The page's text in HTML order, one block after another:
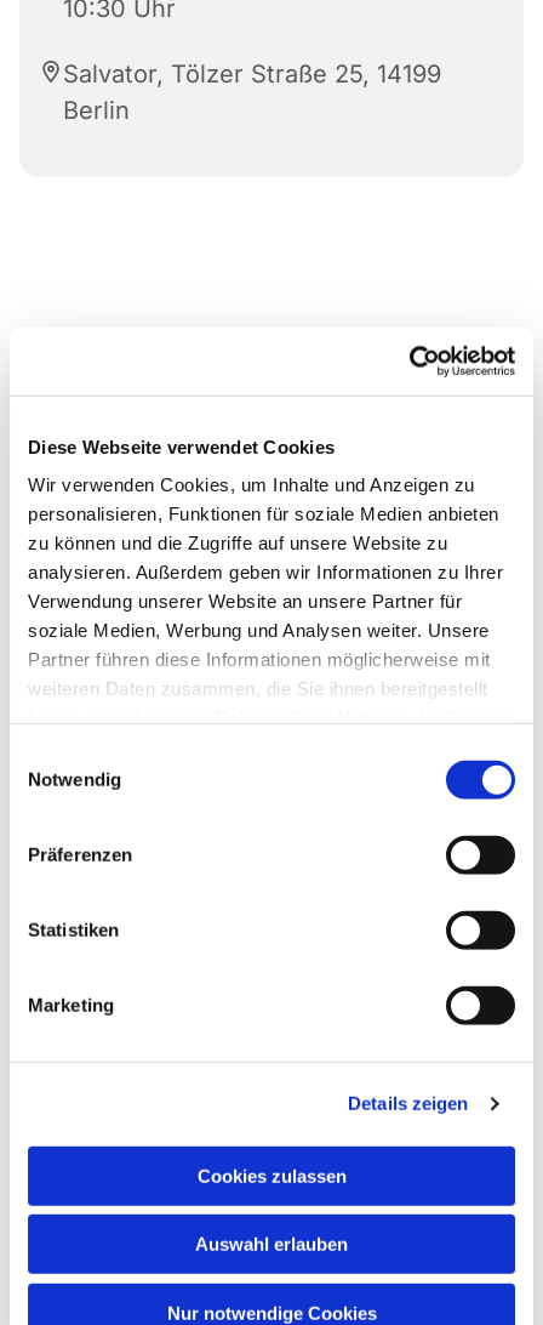
Diese Webseite verwendet Cookies
Wir verwenden Cookies, um Inhalte und Anzeigen zu
personalisieren, Funktionen für soziale Medien anbieten
zu können und die Zugriffe auf unsere Website zu
analysieren. Außerdem geben wir Informationen zu Ihrer
Verwendung unserer Website an unsere Partner für
soziale Medien, Werbung und Analysen weiter. Unsere
Partner führen diese Informationen möglicherweise mit
weiteren Daten zusammen, die Sie ihnen bereitgestellt
Notwendig
Präferenzen
Statistiken
Marketing
Details zeigen
Cookies zulassen
Auswahl erlauben
Nur notwendige Cookies
10:30 Uhr
Salvator, Tölzer Straße 25, 14199
Berlin
Dies könnte Sie auch